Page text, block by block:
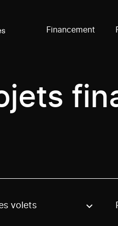
Financement
options to filter projects by
volets